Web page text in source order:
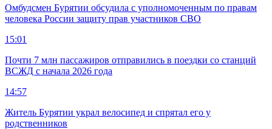
Омбудсмен Бурятии обсудила с уполномоченным по правам
человека России защиту прав участников СВО
15:01
Почти 7 млн пассажиров отправились в поездки со станций
ВСЖД с начала 2026 года
14:57
Житель Бурятии украл велосипед и спрятал его у
родственников